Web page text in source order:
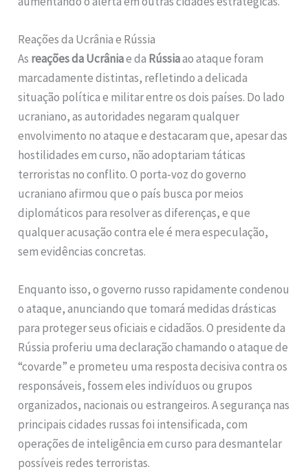
Reações da Ucrânia e Rússia
As reações da Ucrâniae da Rússiaao ataque foram
marcadamente distintas, refletindo a delicada
situação política e militar entre os dois países. Do lado
ucraniano, as autoridades negaram qualquer
envolvimento no ataque e destacaram que, apesar das
hostilidades em curso, não adoptariam táticas
terroristas no conflito. O porta-voz do governo
ucraniano afirmou que o país busca por meios
diplomáticos para resolver as diferenças, e que
qualquer acusação contra ele é mera especulação,
sem evidências concretas.
Enquanto isso, o governo russo rapidamente condenou
o ataque, anunciando que tomará medidas drásticas
para proteger seus oficiais e cidadãos. O presidente da
Rússia proferiu uma declaração chamando o ataque de
“covarde” e prometeu uma resposta decisiva contra os
responsáveis, fossem eles indivíduos ou grupos
organizados, nacionais ou estrangeiros. A segurança nas
principais cidades russas foi intensificada, com
operações de inteligência em curso para desmantelar
possíveis redes terroristas.